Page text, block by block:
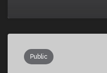
Public